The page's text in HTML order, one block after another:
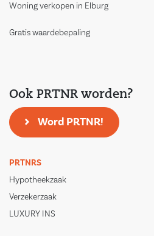
Woning verkopen in Elburg
Gratis waardebepaling
Ook PRTNR worden?
Word PRTNR!
PRTNRS
Hypotheekzaak
Verzekerzaak
LUXURY INS